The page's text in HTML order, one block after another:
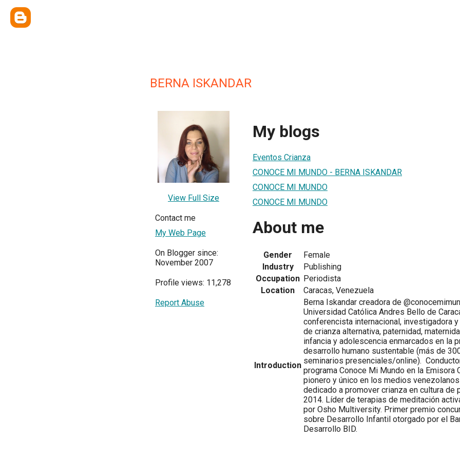
BERNA ISKANDAR
View Full Size
Contact me
My Web Page
On Blogger since:
November 2007
Profile views: 11,278
Report Abuse
My blogs
Eventos Crianza
CONOCE MI MUNDO - BERNA ISKANDAR
CONOCE MI MUNDO
CONOCE MI MUNDO
About me
Gender
Female
Industry
Publishing
Occupation Periodista
Location
Caracas, Venezuela
Introduction
Berna Iskandar creadora de
Universidad Católica Andres Bello de
conferencista internacional, investigadora
de crianza alternativa, paternidad,
infancia y adolescencia enmarcados en la
desarrollo humano sustentable (más de
seminarios presenciales/online).
programa Conoce Mi Mundo en la Emisora
pionero y único en los medios
dedicado a promover crianza en cultura de
2014. Líder de terapias de meditación
por Osho Multiversity. Primer premio
sobre Desarrollo Infantil otorgado por el
Desarrollo BID.